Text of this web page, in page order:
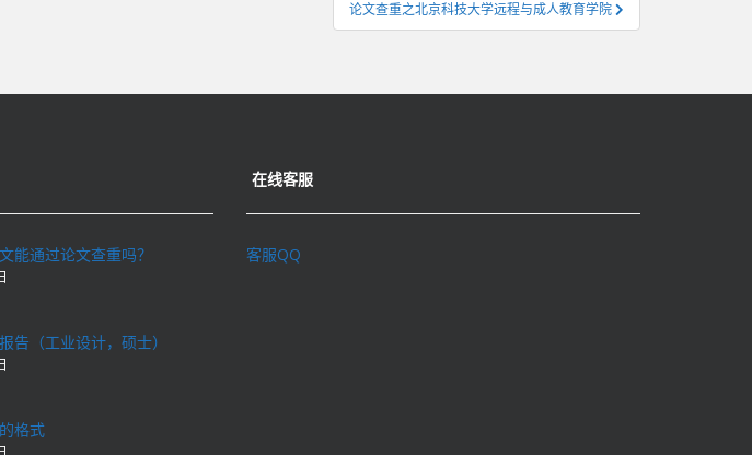
论文查重之北京科技大学远程与成人教育学院
能通过论文查重吗？
告（工业设计，硕士）
格式
在线客服
客服QQ